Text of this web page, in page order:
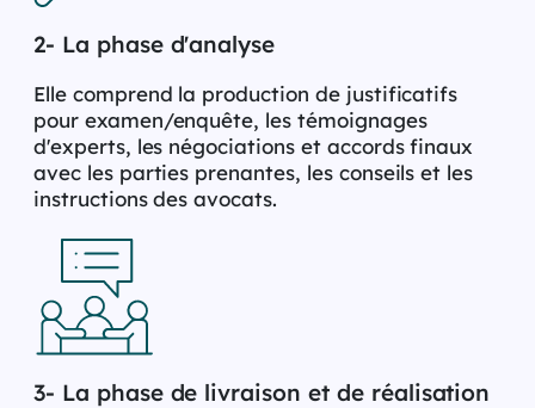
2- La phase d'analyse
Elle comprend la production de justificatifs
pour examen/enquête, les témoignages
d'experts, les négociations et accords finaux
avec les parties prenantes, les conseils et les
instructions des avocats.
3- La phase de livraison et de réalisation